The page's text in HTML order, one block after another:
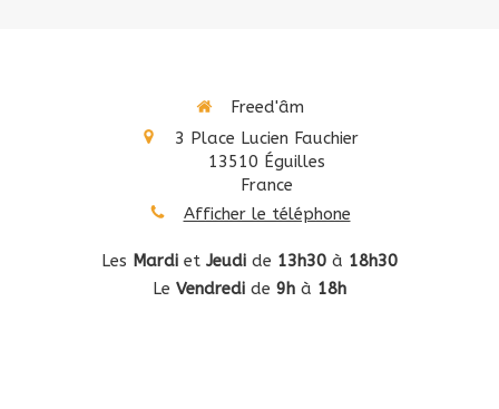
Freed'âm
3 Place Lucien Fauchier
13510 Éguilles
France
Afficher le téléphone
Les Mardi et Jeudi de 13h30 à 18h30
Le Vendredi de 9h à 18h